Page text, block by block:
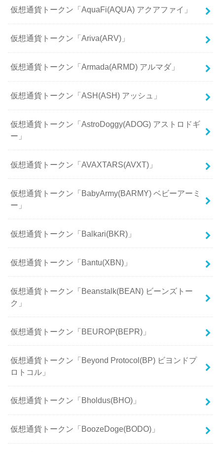
仮想通貨トークン「AquaFi(AQUA) アクアファイ」
仮想通貨トークン「Ariva(ARV)」
仮想通貨トークン「Armada(ARMD) アルマダ」
仮想通貨トークン「ASH(ASH) アッシュ」
仮想通貨トークン「AstroDoggy(ADOG) アストロドギ
ー」
仮想通貨トークン「AVAXTARS(AVXT)」
仮想通貨トークン「BabyArmy(BARMY) ベビーアーミ
ー」
仮想通貨トークン「Balkari(BKR)」
仮想通貨トークン「Bantu(XBN)」
仮想通貨トークン「Beanstalk(BEAN) ビーンズトー
ク」
仮想通貨トークン「BEUROP(BEPR)」
仮想通貨トークン「Beyond Protocol(BP) ビヨンドプ
ロトコル」
仮想通貨トークン「Bholdus(BHO)」
仮想通貨トークン「BoozeDoge(BODO)」